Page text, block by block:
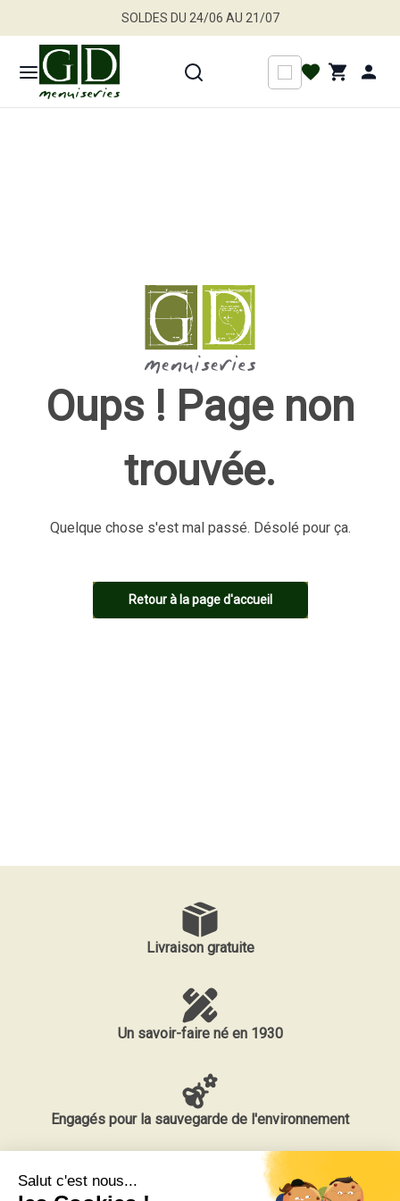
SOLDES DU 24/06 AU 21/07
Jusqu'à -30 % sur une sélection de produits
Oups ! Page non
trouvée.
Quelque chose s'est mal passé. Désolé pour ça.
Retour à la page d'accueil
Livraison gratuite
Un savoir-faire né en 1930
Engagés pour la sauvegarde de l'environnement